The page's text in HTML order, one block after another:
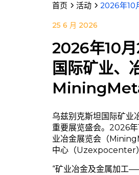
首页 活动 2026年10
25 6 月 2026
2026年10
国际矿业
乌兹别克斯坦国际矿
重要展览盛会。2026
业冶金展览会（
中心（Uzexpocenter
“矿业冶金及金属加工